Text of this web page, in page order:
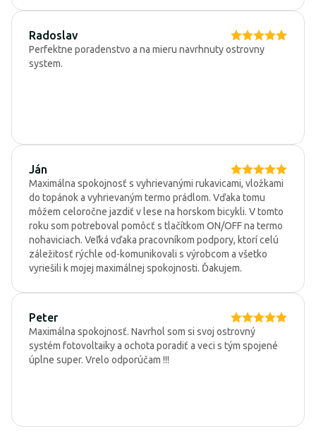
Radoslav
Perfektne poradenstvo a na mieru navrhnuty ostrovny
system.
Ján
Maximálna spokojnosť s vyhrievanými rukavicami, vložkami
do topánok a vyhrievaným termo prádlom. Vďaka tomu
môžem celoročne jazdiť v lese na horskom bicykli. V tomto
roku som potreboval pomôcť s tlačítkom ON/OFF na termo
nohaviciach. Veľká vďaka pracovníkom podpory, ktorí celú
záležitosť rýchle od-komunikovali s výrobcom a všetko
vyriešili k mojej maximálnej spokojnosti. Ďakujem.
Peter
Maximálna spokojnosť. Navrhol som si svoj ostrovný
systém fotovoltaiky a ochota poradiť a veci s tým spojené
úplne super. Vrelo odporúčam !!!